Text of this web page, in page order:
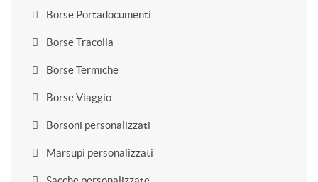
Borse Portadocumenti
Borse Tracolla
Borse Termiche
Borse Viaggio
Borsoni personalizzati
Marsupi personalizzati